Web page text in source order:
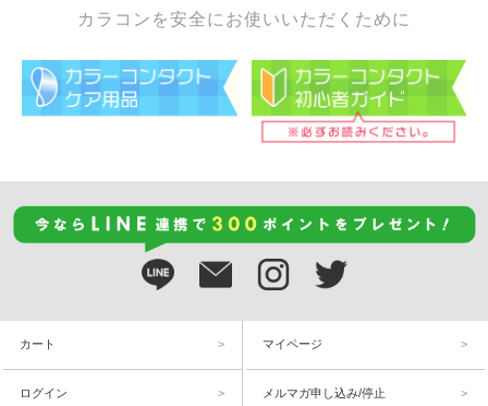
カラコンを安全にお使いいただくために
カート マイページ
ログイン メルマガ申し込み/停止